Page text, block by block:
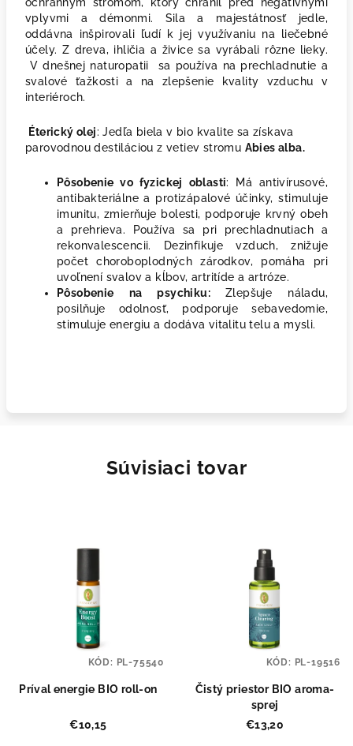
vplyvmi a démonmi. Sila a majestátnosť jedle,
oddávna inšpirovali ľudí k jej využívaniu na liečebné
účely. Z dreva, ihličia a živice sa vyrábali rôzne lieky.
V dnešnej naturopatii sa používa na prechladnutie a
svalové ťažkosti a na zlepšenie kvality vzduchu v
interiéroch.
Éterický olej: Jedľa biela v bio kvalite sa získava
parovodnou destiláciou z vetiev stromu Abies alba.
Pôsobenie vo fyzickej oblasti:
Má antivírusové,
antibakteriálne a protizápalové účinky, stimuluje
imunitu, zmierňuje bolesti, podporuje krvný obeh
a prehrieva. Používa sa pri prechladnutiach a
rekonvalescencii. Dezinfikuje vzduch, znižuje
počet choroboplodných zárodkov, pomáha pri
uvoľnení svalov a kĺbov, artritíde a artróze.
Pôsobenie na psychiku: Zlepšuje náladu,
posilňuje odolnosť, podporuje sebavedomie,
stimuluje energiu a dodáva vitalitu telu a mysli.
Súvisiaci tovar
Príval energie BIO roll-on
€10,15
KÓD: PL-75540
Čistý priestor BIO aroma-
sprej
€13,20
KÓD: PL-19516